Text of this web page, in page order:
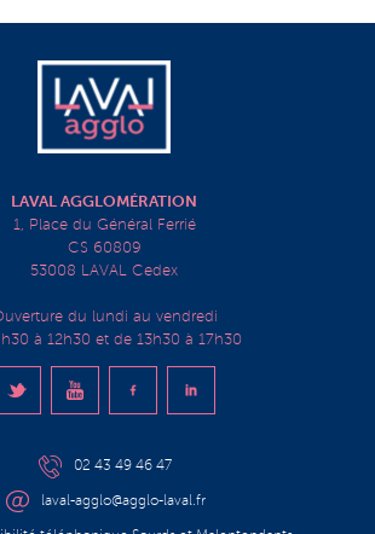
LAVAL AGGLOMÉRATION
1, Place du Général Ferrié
CS 60809
53008 LAVAL Cedex
du lundi au vendredi
à 12h30 et de 13h30 à 17h30
02 43 49 46 47
laval-agglo@agglo-laval.fr